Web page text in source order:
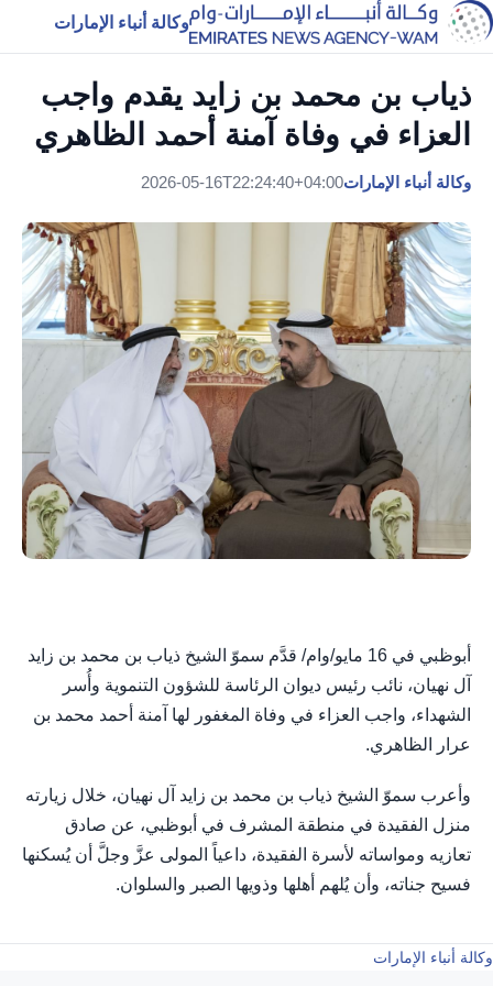
وكالة أنباء الإمارات
ذياب بن محمد بن زايد يقدم واجب
العزاء في وفاة آمنة أحمد الظاهري
وكالة أنباء الإمارات2026-05-16T22:24:40+04:00
أبوظبي في 16 مايو/وام/ قدَّم سموّ الشيخ ذياب بن محمد بن زايد
آل نهيان، نائب رئيس ديوان الرئاسة للشؤون التنموية وأُسر
الشهداء، واجب العزاء في وفاة المغفور لها آمنة أحمد محمد بن
عرار الظاهري.
وأعرب سموّ الشيخ ذياب بن محمد بن زايد آل نهيان، خلال زيارته
منزل الفقيدة في منطقة المشرف في أبوظبي، عن صادق
تعازيه ومواساته لأسرة الفقيدة، داعياً المولى عزَّ وجلَّ أن يُسكنها
فسيح جناته، وأن يُلهم أهلها وذويها الصبر والسلوان.
وكالة أنباء الإمارات